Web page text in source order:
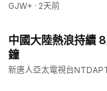
GJW+ · 2天前
中國大陸熱浪持續
鐘
新唐人亞太電視台